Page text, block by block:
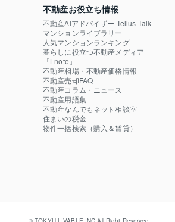
不動産お役立ち情報
不動産AIアドバイザー Tellus Talk
マンションライブラリー
人気マンションランキング
暮らしに役立つ不動産メディア
「Lnote」
不動産相場・不動産価格情報
不動産売却FAQ
不動産コラム・ニュース
不動産用語集
不動産なんでもネット相談室
住まいの税金
物件一括検索（購入＆賃貸）